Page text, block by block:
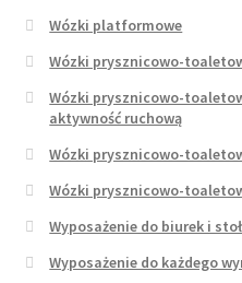
Wózki platformowe
Wózki prysznicowo-
Wózki prysznicowo-
aktywność ruchową
Wózki prysznicowo-
Wózki prysznicowo-
Wyposażenie do biurek i
Wyposażenie do każdego